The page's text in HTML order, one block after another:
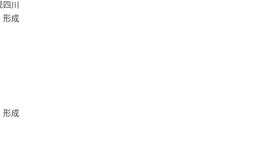
川
形成
形成